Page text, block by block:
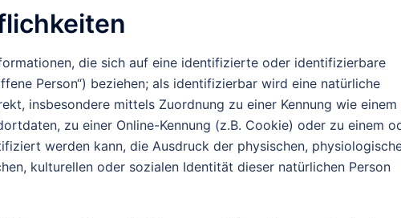
die sich auf eine identifizierte oder identifizierbare
Person“) beziehen; als identifizierbar wird eine natürliche
insbesondere mittels Zuordnung zu einer Kennung wie einem
zu einer Online-Kennung (z.B. Cookie) oder zu einem
werden kann, die Ausdruck der physischen,
kulturellen oder sozialen Identität dieser natürlichen Person